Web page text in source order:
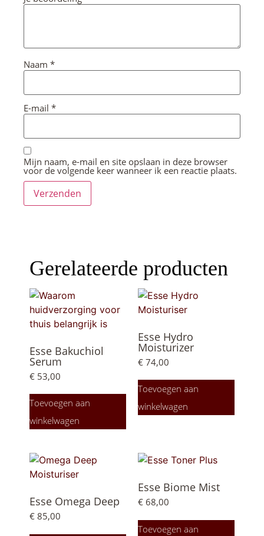
Naam *
E-mail *
Mijn naam, e-mail en site opslaan in deze browser
voor de volgende keer wanneer ik een reactie plaats.
Gerelateerde producten
Esse Bakuchiol
Serum
€ 53,00
Toevoegen aan
winkelwagen
Esse Hydro
Moisturizer
€ 74,00
Toevoegen aan
winkelwagen
Esse Omega Deep
€ 85,00
Esse Biome Mist
€ 68,00
Toevoegen aan